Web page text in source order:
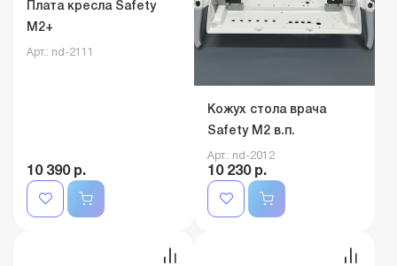
Плата кресла Safety
M2+
Арт.: nd-2111
10 390 р.
Кожух стола врача
Safety M2 в.п.
Арт.: nd-2012
10 230 р.